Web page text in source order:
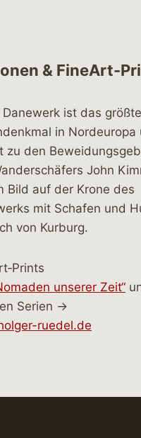
& FineArt-
unserer Zeit“
Serien →
ruedel.de